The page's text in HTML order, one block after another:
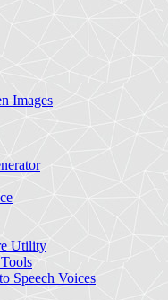
Images
Utility
Speech Voices